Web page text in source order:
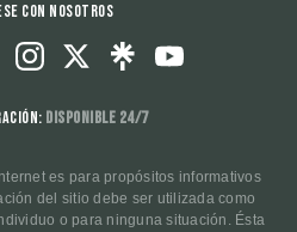
con nosotros
Disponible 24/7
es para propósitos informativos
del sitio debe ser utilizada como
o para ninguna situación. Ésta